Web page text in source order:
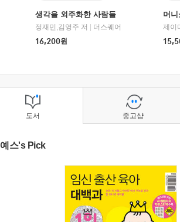
생각을 외주화한 사람들
정재민,김영주 저
더스퀘어
16,200원
머
도서
예스's Pick
중고샵